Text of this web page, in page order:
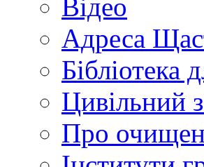
Відео
Адреса
Бібліотека
Цивільний
Про